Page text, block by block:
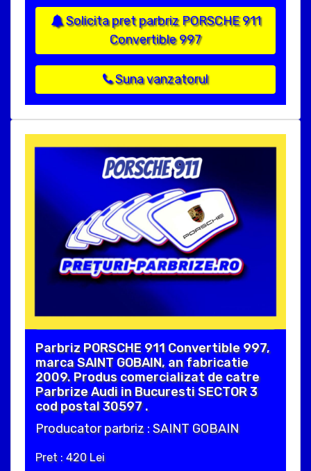
Solicita pret parbriz PORSCHE 911
Convertible 997
Suna vanzatorul
Parbriz PORSCHE 911 Convertible 997,
marca SAINT GOBAIN, an fabricatie
2009. Produs comercializat de catre
Parbrize Audi in Bucuresti SECTOR 3
cod postal 30597 .
Producator parbriz : SAINT GOBAIN
Pret : 420 Lei